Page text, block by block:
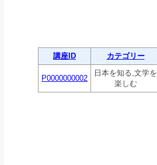
講座ID カテゴリー
P0000000002
日本を知る,文学を
楽しむ